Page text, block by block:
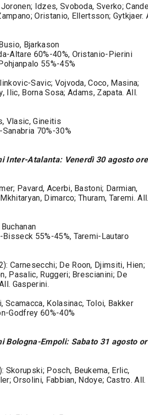
Idzes, Svoboda, Sverko;
Oristanio, Ellertsson; Gytkjaer.
Bjarkason
Altare 60%-40%, Oristanio-Pierini
55%-45%
Savic; Vojvoda, Coco, Masina;
Ilic, Borna Sosa; Adams, Zapata. All.
Vlasic, Gineitis
70%-30%
Inter-Atalanta: Venerdì 30 agosto ore
Pavard, Acerbi, Bastoni; Darmian,
Dimarco; Thuram, Taremi. All.
Bisseck 55%-45%, Taremi-Lautaro
Carnesecchi; De Roon, Djimsiti, Hien;
Pasalic, Ruggeri; Brescianini; De
Gasperini.
Scamacca, Kolasinac, Toloi, Bakker
Godfrey 60%-40%
Bologna-Empoli: Sabato 31 agosto
Skorupski; Posch, Beukema, Erlic,
Orsolini, Fabbian, Ndoye; Castro. All.